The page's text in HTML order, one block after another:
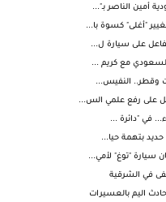
أمين الناصر بـ"...
"أغلى" كسوة با...
على سيارة ل...
السعودي مع كريم ...
وقطر.. النفيس...
على رفع علمي الس...
في "دائرة ...
حديد بتهمة حيا...
سيارة "توغ" لأمي...
في الشرقية
اليم بالعسيرات